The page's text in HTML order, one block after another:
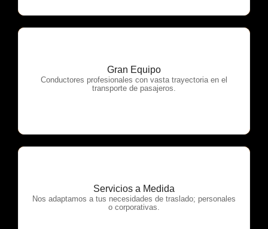
Gran Equipo
Conductores profesionales con vasta trayectoria en el
transporte de pasajeros.
OTP Servicios
Servicios a Medida
Nos adaptamos a tus necesidades de traslado; personales
o corporativas.
OTP Servicios